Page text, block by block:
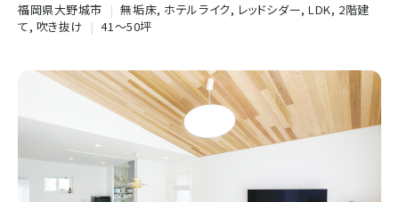
福岡県大野城市 | 無垢床, ホテルライク, レッドシダー, LDK, 2階建
て, 吹き抜け
| 41〜50坪